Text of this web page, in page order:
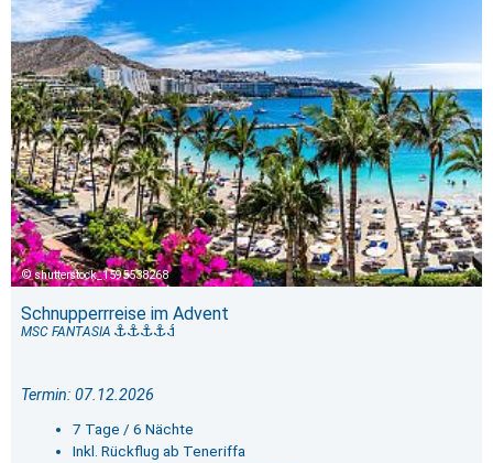
shutterstock_1595538268
Schnupperrreise im Advent
MSC FANTASIA
Termin: 07.12.2026
7 Tage / 6 Nächte
Inkl. Rückflug ab Teneriffa